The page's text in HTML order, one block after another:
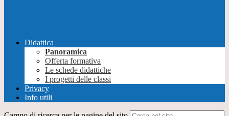
Didattica
Panoramica
Offerta formativa
Le schede didattiche
I progetti delle classi
Privacy
Info utili